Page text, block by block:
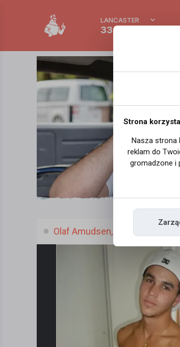
LANCASTER
33.4 °C
Olaf Amudsen, (41 l.)
Strona
Nasza strona
reklam do
gromadzone i